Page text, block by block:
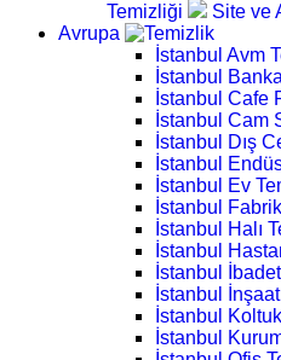
Temizliği
Site ve
Avrupa
İstanbul Avm
İstanbul
İstanbul Cafe
İstanbul Cam
İstanbul Dış
İstanbul
İstanbul Ev
İstanbul
İstanbul Halı
İstanbul
İstanbul
İstanbul
İstanbul
İstanbul